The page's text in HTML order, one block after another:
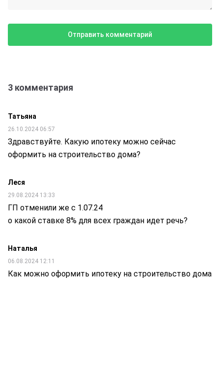
3 комментария
Татьяна
26.10.2024 06:57
Здравствуйте. Какую ипотеку можно сейчас
оформить на строительство дома?
Леся
29.08.2024 13:33
ГП отменили же с 1.07.24
о какой ставке 8% для всех граждан идет речь?
Наталья
06.08.2024 12:11
Как можно оформить ипотеку на строительство дома